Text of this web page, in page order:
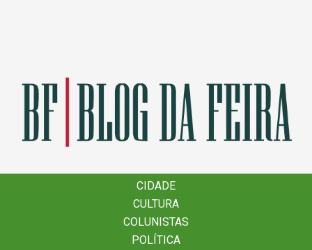
CIDADE
CULTURA
COLUNISTAS
POLÍTICA
CIDADE
CULTURA
COLUNISTAS
POLÍTICA